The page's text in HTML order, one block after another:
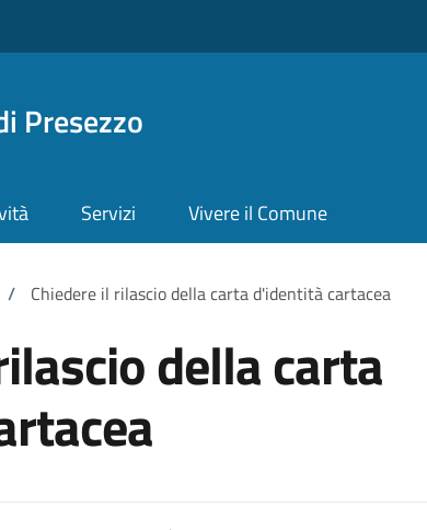
Presezzo
Servizi Vivere il Comune
/ Chiedere il rilascio della carta d'identità cartacea
della carta